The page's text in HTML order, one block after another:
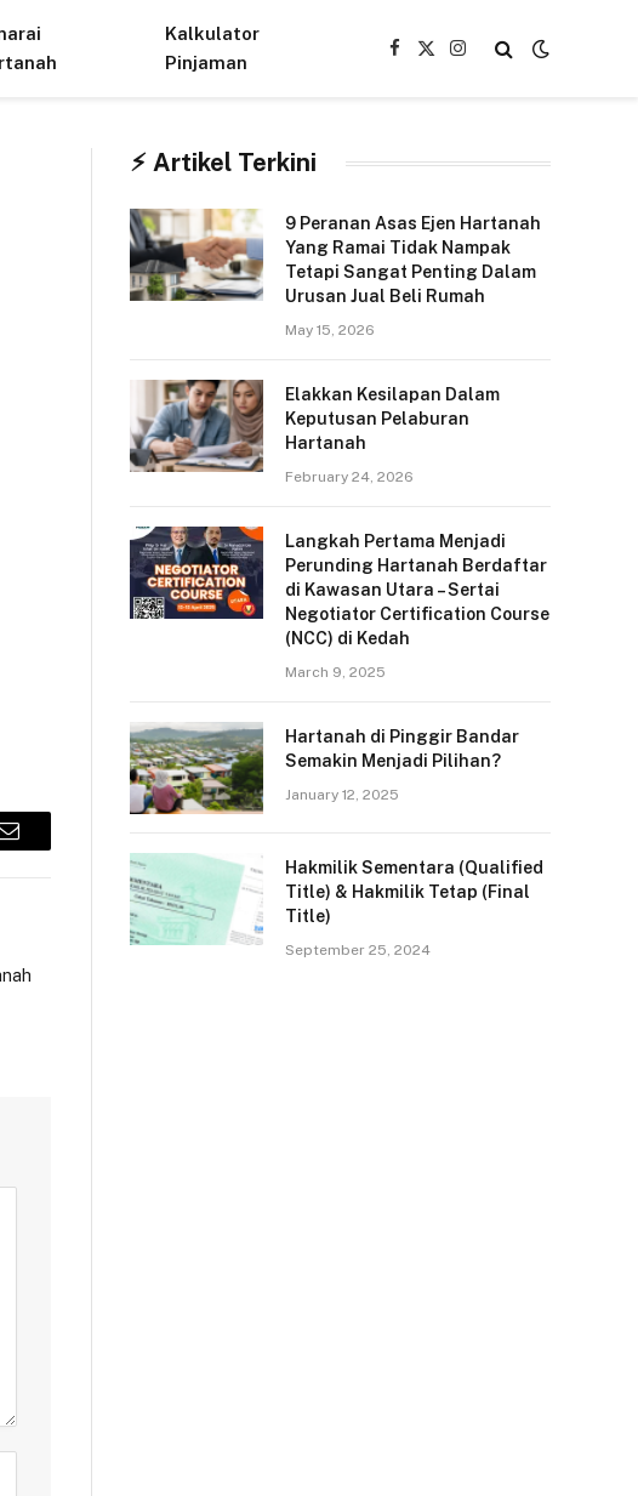
Kalkulator
Pinjaman
Facebook
X
Instagram
Email
⚡︎ Artikel Terkini
9 Peranan Asas Ejen Hartanah
Yang Ramai Tidak Nampak
Tetapi Sangat Penting Dalam
Urusan Jual Beli Rumah
May 15, 2026
Elakkan Kesilapan Dalam
Keputusan Pelaburan
Hartanah
February 24, 2026
Langkah Pertama Menjadi
Perunding Hartanah Berdaftar
di Kawasan Utara – Sertai
Negotiator Certification Course
(NCC) di Kedah
March 9, 2025
Hartanah di Pinggir Bandar
Semakin Menjadi Pilihan?
January 12, 2025
Hakmilik Sementara (Qualified
Title) & Hakmilik Tetap (Final
Title)
September 25, 2024